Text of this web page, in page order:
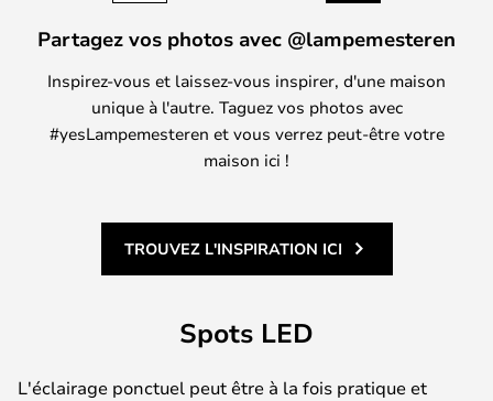
Partagez vos photos avec @lampemesteren
Inspirez-vous et laissez-vous inspirer, d'une maison
unique à l'autre. Taguez vos photos avec
#yesLampemesteren et vous verrez peut-être votre
maison ici !
TROUVEZ L'INSPIRATION ICI
Spots LED
L'éclairage ponctuel peut être à la fois pratique et